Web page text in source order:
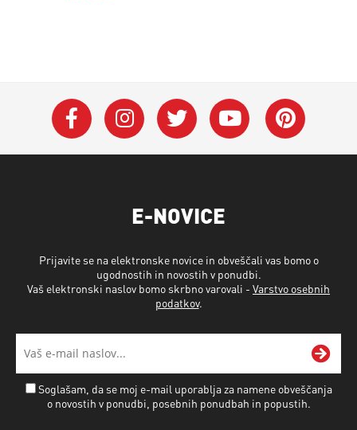
E-NOVICE
Prijavite se na elektronske novice in obveščali vas bomo o
ugodnostih in novostih v ponudbi.
Vaš elektronski naslov bomo skrbno varovali - Varstvo osebnih
podatkov.
Soglašam, da se moj e-mail uporablja za namene obveščanja
o novostih v ponudbi, posebnih ponudbah in popustih.